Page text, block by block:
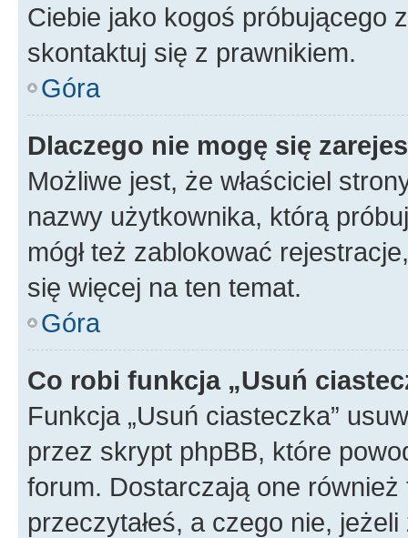
Ciebie jako kogoś próbującego
skontaktuj się z prawnikiem.
Góra
Dlaczego nie mogę się
Możliwe jest, że właściciel
nazwy użytkownika, którą
mógł też zablokować
się więcej na ten temat.
Góra
Co robi funkcja „Usuń
Funkcja „Usuń ciasteczka”
przez skrypt phpBB, które
forum. Dostarczają one
przeczytałeś, a czego nie,